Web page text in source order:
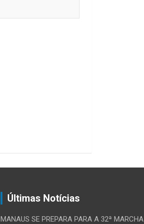
Últimas Notícias
MANAUS SE PREPARA PARA A 32ª MARCHA